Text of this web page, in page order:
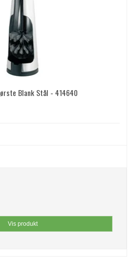
Blank Stål - 414640
Vis produkt